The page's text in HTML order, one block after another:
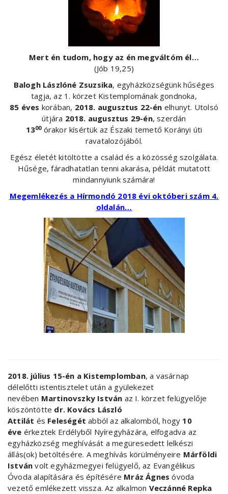
Mert én tudom, hogy az én megváltóm él…
(Jób 19,25)
Balogh Lászlóné Zsuzsika, egyházközségünk hűséges
tagja, az 1. körzet Kistemplomának gondnoka,
85 éves korában, 2018. augusztus 22-én elhunyt. Utolsó
útjára 2018. augusztus 29-én, szerdán
1300órakor kísértük az Északi temető Korányi úti
ravatalozójából.
Egész életét kitöltötte a család és a közösség szolgálata.
Hűsége, fáradhatatlan tenni akarása, példát mutatott
mindannyiunk számára!
Megemlékezés a Hírmondó 2018 évi októberi szám 4.
oldalán…
2018. július 15-én a Kistemplomban, a vasárnap
délelőtti istentisztelet után a gyülekezet
nevében Martinovszky István az I. körzet felügyelője
köszöntötte dr. Kovács László
Attilát és Feleségét abból az alkalomból, hogy 10
éve érkeztek Erdélyből Nyíregyházára, elfogadva az
egyházközség meghívását a megüresedett lelkészi
állás(ok) betöltésére. A meghívás körülményeire Márföldi
István volt egyházmegyei felügyelő, az Evangélikus
Óvoda alapítására és építésére Mráz Ágnes óvoda
vezető emlékezett vissza. Az alkalmon Veczánné Repka